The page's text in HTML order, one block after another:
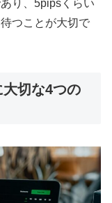
り、5pipsくらい
つことが大切で
切な4つの